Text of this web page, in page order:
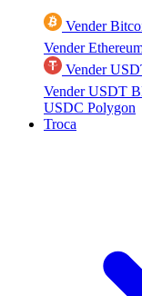
Vender
Vender
Vender
Vender USDT
USDC Polygon
Troca